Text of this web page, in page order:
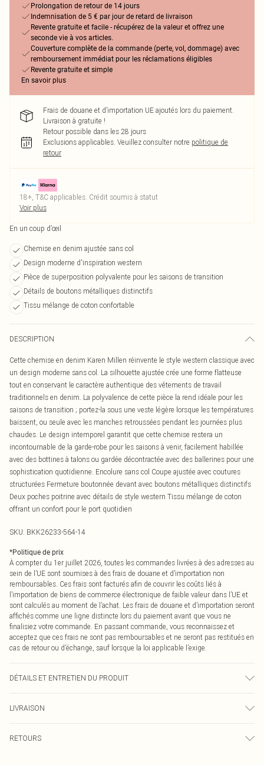
Prolongation de retour de 14 jours
Indemnisation de 5 € par jour de retard de livraison
Revente gratuite et facile - récupérez de la valeur et offrez une
seconde vie à vos articles.
Couverture complète de la commande (perte, vol, dommage) avec
remboursement immédiat pour les réclamations éligibles
Revente gratuite et simple
En savoir plus
Frais de douane et d’importation UE ajoutés lors du paiement.
Livraison à gratuite !
Retour possible dans les 28 jours
Exclusions applicables. Veuillez consulter notre politique de
retour
18+, T&C applicables. Crédit soumis à statut
Voir plus
En un coup d’œil
Chemise en denim ajustée sans col
Design moderne d'inspiration western
Pièce de superposition polyvalente pour les saisons de transition
Détails de boutons métalliques distinctifs
Tissu mélange de coton confortable
DESCRIPTION
Cette chemise en denim Karen Millen réinvente le style western classique avec
un design moderne sans col. La silhouette ajustée crée une forme flatteuse
tout en conservant le caractère authentique des vêtements de travail
traditionnels en denim. La polyvalence de cette pièce la rend idéale pour les
saisons de transition ; portez-la sous une veste légère lorsque les températures
baissent, ou seule avec les manches retroussées pendant les journées plus
chaudes. Le design intemporel garantit que cette chemise restera un
incontournable de la garde-robe pour les saisons à venir, facilement habillée
avec des bottines à talons ou gardée décontractée avec des ballerines pour une
sophistication quotidienne. Encolure sans col Coupe ajustée avec coutures
structurées Fermeture boutonnée devant avec boutons métalliques distinctifs
Deux poches poitrine avec détails de style western Tissu mélange de coton
offrant un confort pour le port quotidien
SKU: BKK26233-564-14
*Politique de prix
À compter du 1er juillet 2026, toutes les commandes livrées à des adresses au
sein de l’UE sont soumises à des frais de douane et d’importation non
remboursables. Ces frais sont facturés afin de couvrir les coûts liés à
l’importation de biens de commerce électronique de faible valeur dans l’UE et
sont calculés au moment de l’achat. Les frais de douane et d’importation seront
affichés comme une ligne distincte lors du paiement avant que vous ne
finalisiez votre commande. En passant commande, vous reconnaissez et
acceptez que ces frais ne sont pas remboursables et ne seront pas restitués en
cas de retour ou d’échange, sauf lorsque la loi applicable l’exige.
DÉTAILS ET ENTRETIEN DU PRODUIT
degrés. Ne pas sécher au sèche-linge. Laver à l'envers. Le mannequin porte
une taille UK 8/ US 4. Taille du mannequin environ : 1m75. Longueur environ :
58cm
LIVRAISON
RETOURS